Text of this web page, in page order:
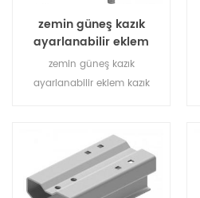
zemin güneş kazık
ayarlanabilir eklem
zemin güneş kazık
ayarlanabilir eklem kazık
önceden monte edilmiş
desteğin iki ucunu bağlamak
için kullanılır; ayakta kazık.